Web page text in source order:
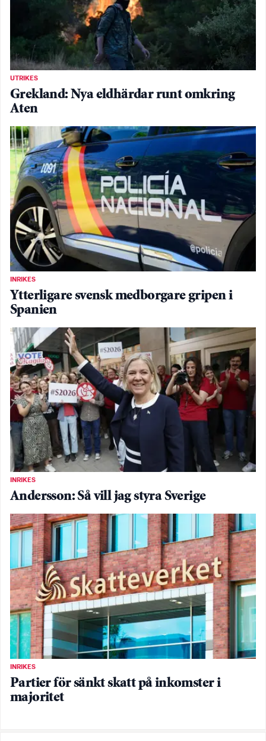
UTRIKES
Grekland: Nya eldhärdar runt omkring
Aten
INRIKES
Ytterligare svensk medborgare gripen i
Spanien
INRIKES
Andersson: Så vill jag styra Sverige
INRIKES
Partier för sänkt skatt på inkomster i
majoritet